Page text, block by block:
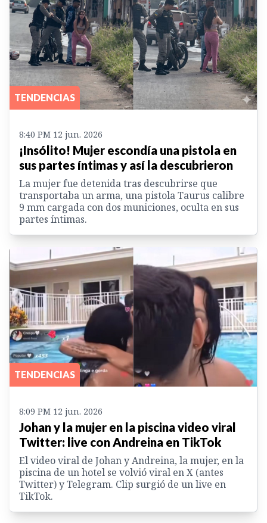
TENDENCIAS
8:40 PM 12 jun. 2026
¡Insólito! Mujer escondía una pistola en
sus partes íntimas y así la descubrieron
La mujer fue detenida tras descubrirse que
transportaba un arma, una pistola Taurus calibre
9 mm cargada con dos municiones, oculta en sus
partes íntimas.
TENDENCIAS
8:09 PM 12 jun. 2026
Johan y la mujer en la piscina video viral
Twitter: live con Andreina en TikTok
El video viral de Johan y Andreina, la mujer, en la
piscina de un hotel se volvió viral en X (antes
Twitter) y Telegram. Clip surgió de un live en
TikTok.